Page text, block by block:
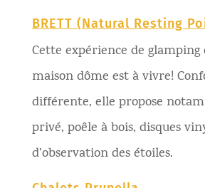
BRETT (Natural Resting
Cette expérience de glamping
maison dôme est à vivre!
différente, elle propose
privé, poêle à bois, disques
d’observation des étoiles.